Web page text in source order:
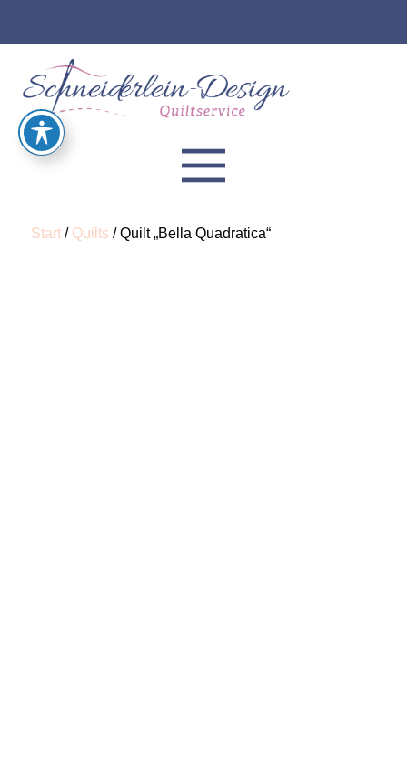
Start / Quilts / Quilt „Bella Quadratica“